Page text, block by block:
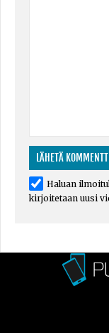
Haluan
kirjoitetaan uusi